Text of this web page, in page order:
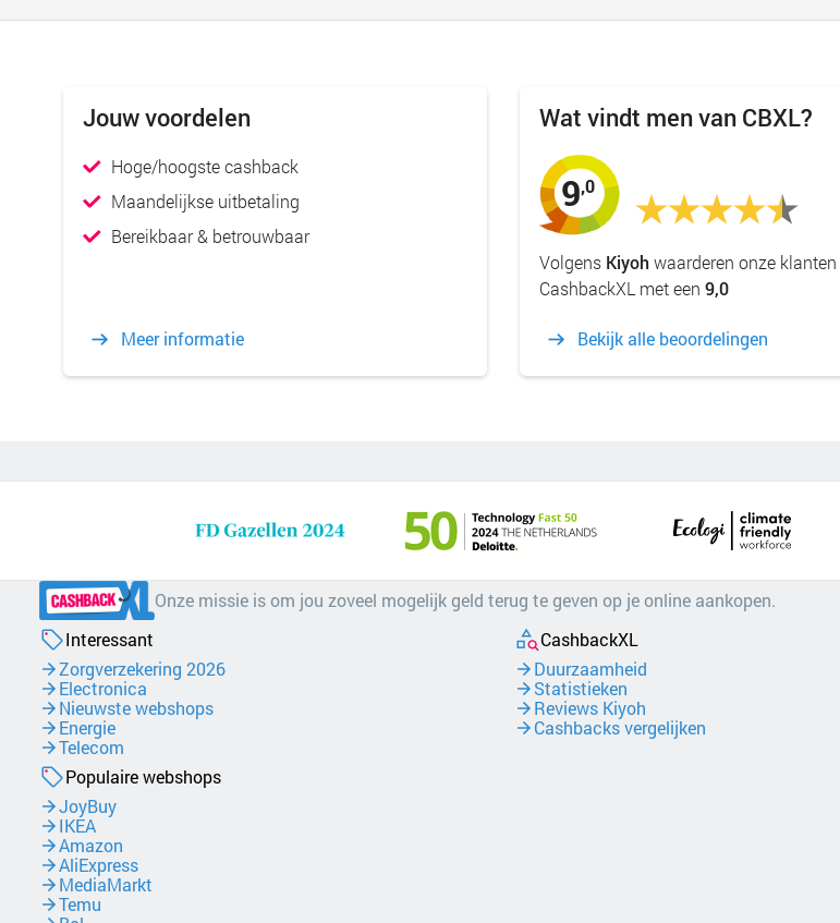
Jouw voordelen
Hoge/hoogste cashback
Maandelijkse uitbetaling
Bereikbaar & betrouwbaar
Meer informatie
Wat vindt men van CBXL?
9,0
Volgens Kiyoh waarderen onze klanten
CashbackXL met een9,0
Bekijk alle beoordelingen
Onze missie is om jou zoveel mogelijk geld terug te geven op je online aankopen.
Interessant
Zorgverzekering 2026
Electronica
Nieuwste webshops
Energie
Telecom
CashbackXL
Duurzaamheid
Statistieken
Reviews Kiyoh
Cashbacks vergelijken
Populaire webshops
JoyBuy
IKEA
Amazon
AliExpress
MediaMarkt
Temu